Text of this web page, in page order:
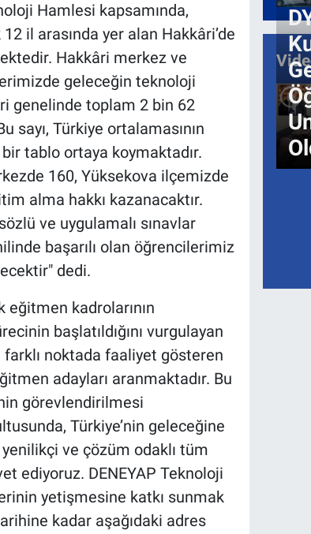
Hamlesi kapsamında,
il arasında yer alan Hakkâri’de
Hakkâri merkez ve
geleceğin teknoloji
genelinde toplam 2 bin 62
sayı, Türkiye ortalamasının
tablo ortaya koymaktadır.
160, Yüksekova ilçemizde
alma hakkı kazanacaktır.
ve uygulamalı sınavlar
başarılı olan öğrencilerimiz
dedi.
eğitmen kadrolarının
başlatıldığını vurgulayan
noktada faaliyet gösteren
adayları aranmaktadır. Bu
görevlendirilmesi
Türkiye’nin geleceğine
ve çözüm odaklı tüm
ediyoruz. DENEYAP Teknoloji
yetişmesine katkı sunmak
kadar aşağıdaki adres